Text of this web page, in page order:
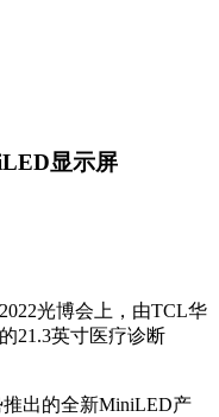
显示屏
光博会上，由TCL华
21.3英寸医疗诊断
出的全新MiniLED产